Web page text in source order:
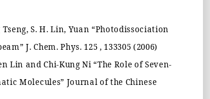
S. H. Lin, Yuan “Photodissociation
”J. Chem. Phys. 125 , 133305 (2006)
Lin and Chi-Kung Ni “The Role of Seven-
Molecules” Journal of the Chinese